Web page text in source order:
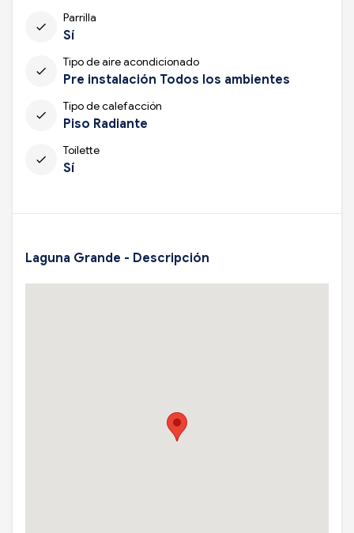
check
Parrilla
Sí
check
Tipo de aire acondicionado
Pre instalación Todos los ambientes
check
Tipo de calefacción
Piso Radiante
check
Toilette
Sí
Laguna Grande - Descripción